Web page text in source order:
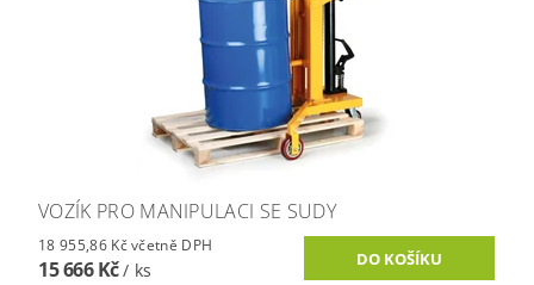
VOZÍK PRO MANIPULACI SE SUDY
18 955,86 Kč včetně DPH
15 666 Kč/ ks